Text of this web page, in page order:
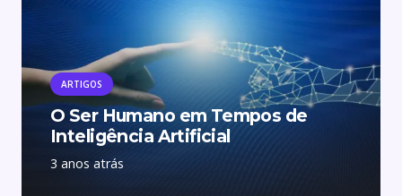
ARTIGOS
O Ser Humano em Tempos de
Inteligência Artificial
3 anos atrás